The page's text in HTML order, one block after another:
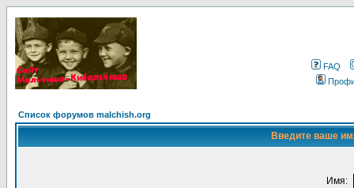
FAQ
Список форумов malchish.org
Введите ваше
Имя: